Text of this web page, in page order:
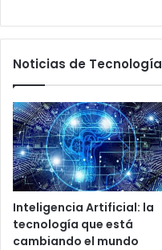
Noticias de Tecnología
Inteligencia Artificial: la
tecnología que está
cambiando el mundo